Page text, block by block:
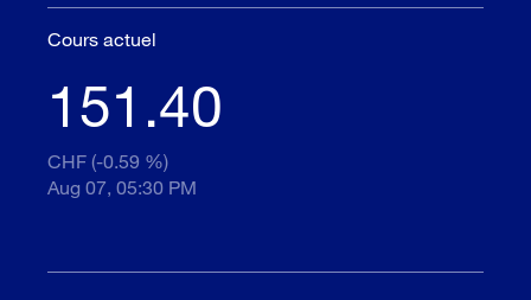
Cours actuel
151.40
CHF (-0.59 %)
Aug 07, 05:30 PM